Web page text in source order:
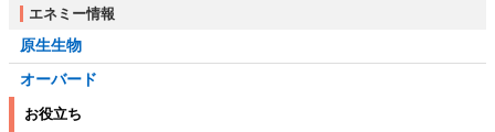
エネミー情報
原生生物
オーバード
お役立ち